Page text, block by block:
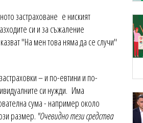
застраховане е ниският
си и за съжаление
"На мен това няма да се случи"
– и по-евтини и по-
си нужди. Има
сума - например около
размер. "Очевидно тези средства